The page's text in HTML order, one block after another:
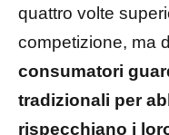
quattro volte
competizione, ma
consumatori
tradizionali per
rispecchiano i